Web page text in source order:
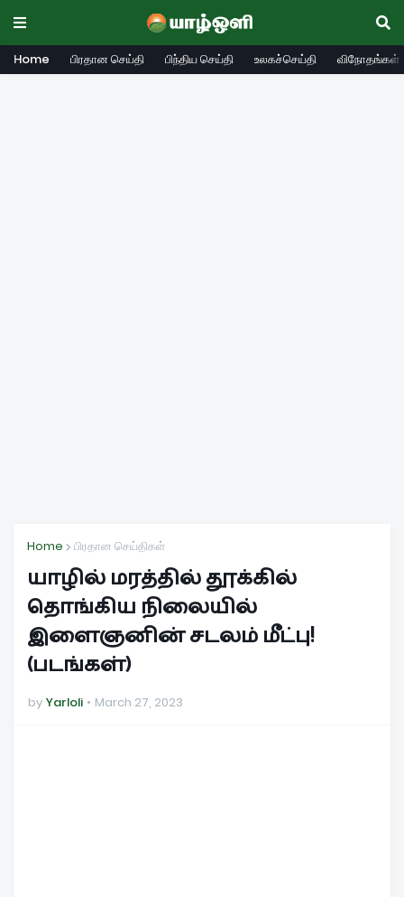
Home பிரதான செய்தி பிந்திய செய்தி உலகச்செய்தி விநோதங்கள்
Home பிரதான செய்திகள்
யாழில் மரத்தில் தூக்கில்
தொங்கிய நிலையில்
இளைஞனின் சடலம் மீட்பு!
(படங்கள்)
by Yarloli March 27, 2023